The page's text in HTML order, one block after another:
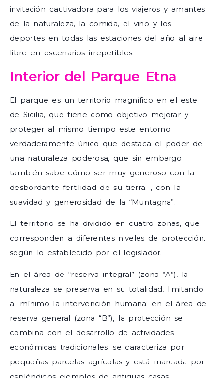
invitación cautivadora para los viajeros y amantes
de la naturaleza, la comida, el vino y los
deportes en todas las estaciones del año al aire
libre en escenarios irrepetibles.
Interior del Parque Etna
El parque es un territorio magnífico en el este
de Sicilia, que tiene como objetivo mejorar y
proteger al mismo tiempo este entorno
verdaderamente único que destaca el poder de
una naturaleza poderosa, que sin embargo
también sabe cómo ser muy generoso con la
desbordante fertilidad de su tierra. , con la
suavidad y generosidad de la “Muntagna”.
El territorio se ha dividido en cuatro zonas, que
corresponden a diferentes niveles de protección,
según lo establecido por el legislador.
En el área de “reserva integral” (zona “A”), la
naturaleza se preserva en su totalidad, limitando
al mínimo la intervención humana; en el área de
reserva general (zona “B”), la protección se
combina con el desarrollo de actividades
económicas tradicionales: se caracteriza por
pequeñas parcelas agrícolas y está marcada por
espléndidos ejemplos de antiguas casas